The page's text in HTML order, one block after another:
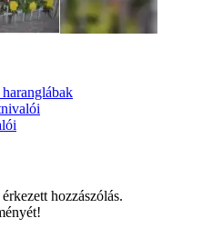
hozzászólás.